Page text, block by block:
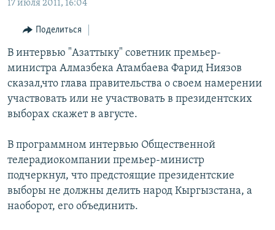
Вернутся
навигации
Вернутся
поиску
КЫРГЫЗСТАН
УЗБЕКИСТАН
ТАДЖИКИСТАН
ВОЙНА В УКРАИНЕ
НА ДРУГИХ ЯЗЫКАХ
ҚАЗАҚША
КЫРГЫЗЧА
ЎЗБЕКЧА
ТОҶИКӢ
ПОДПИШИТЕСЬ НА НАС В СОЦСЕТЯХ
Все сайты РСЕ/РС
17 июля 2011, 16:04
Поделиться
В интервью "Азаттыку" советник премьер-
министра Алмазбека Атамбаева Фарид Ниязов
сказал,что глава правительства о своем намерении
участвовать или не участвовать в президентских
выборах скажет в августе.
В программном интервью Общественной
телерадиокомпании премьер-министр
подчеркнул, что предстоящие президентские
выборы не должны делить народ Кыргызстана, а
наоборот, его объединить.